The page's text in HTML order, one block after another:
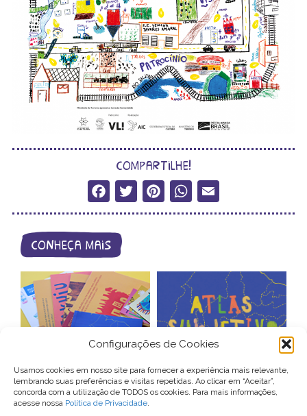
Configurações de Cookies
Usamos cookies em nosso site para fornecer a experiência mais relevante,
lembrando suas preferências e visitas repetidas. Ao clicar em “Aceitar”,
concorda com a utilização de TODOS os cookies. Para mais informações,
acesse nossa Política de Privacidade.
compartilhe!
Facebook
Twitter
Pinterest
WhatsApp
conheça mais
catálogo de
produtos
atlas subjetivo